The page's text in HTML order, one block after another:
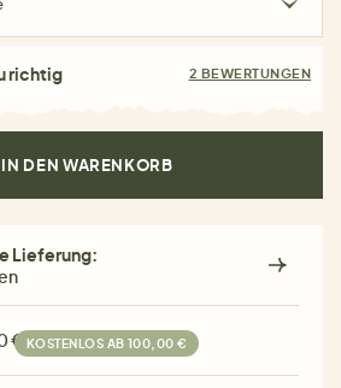
richtig 2 BEWERTUNGEN
IN DEN WARENKORB
Lieferung:
€ KOSTENLOS AB 100,00 €